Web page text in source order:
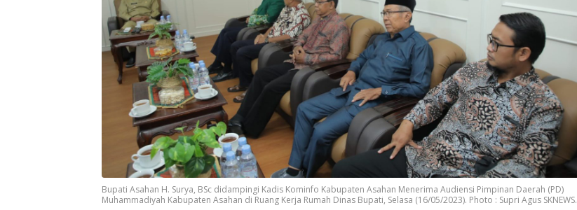
Bupati Asahan H. Surya, BSc didampingi Kadis Kominfo Kabupaten Asahan Menerima Audiensi Pimpinan Daerah (PD)
Muhammadiyah Kabupaten Asahan di Ruang Kerja Rumah Dinas Bupati, Selasa (16/05/2023). Photo : Supri Agus SKNEWS.